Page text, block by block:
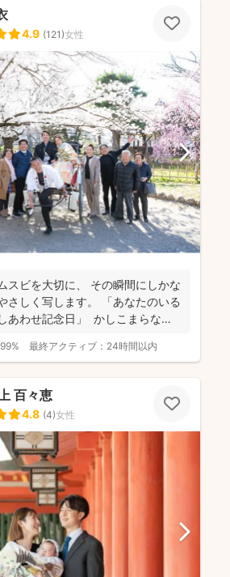
4.9 (121)女性
スビを大切に、 その瞬間にしかな
さしく写します。 「あなたのいる
あわせ記念日」 かしこまらなく
99% 最終アクティブ： 24時間以内
百々恵
4.8 (4)女性